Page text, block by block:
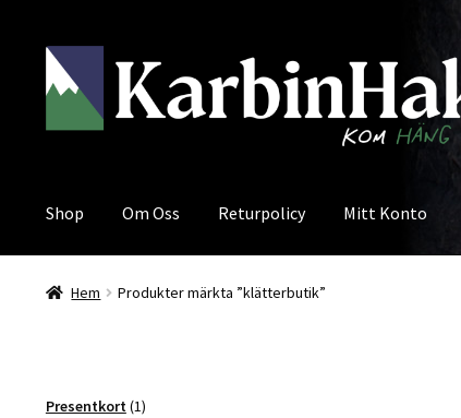
Hoppa
till
navigering
Hoppa
till
innehåll
Shop Om Oss Returpolicy Mitt Konto
Hem Produkter märkta ”klätterbutik”
Presentkort 11